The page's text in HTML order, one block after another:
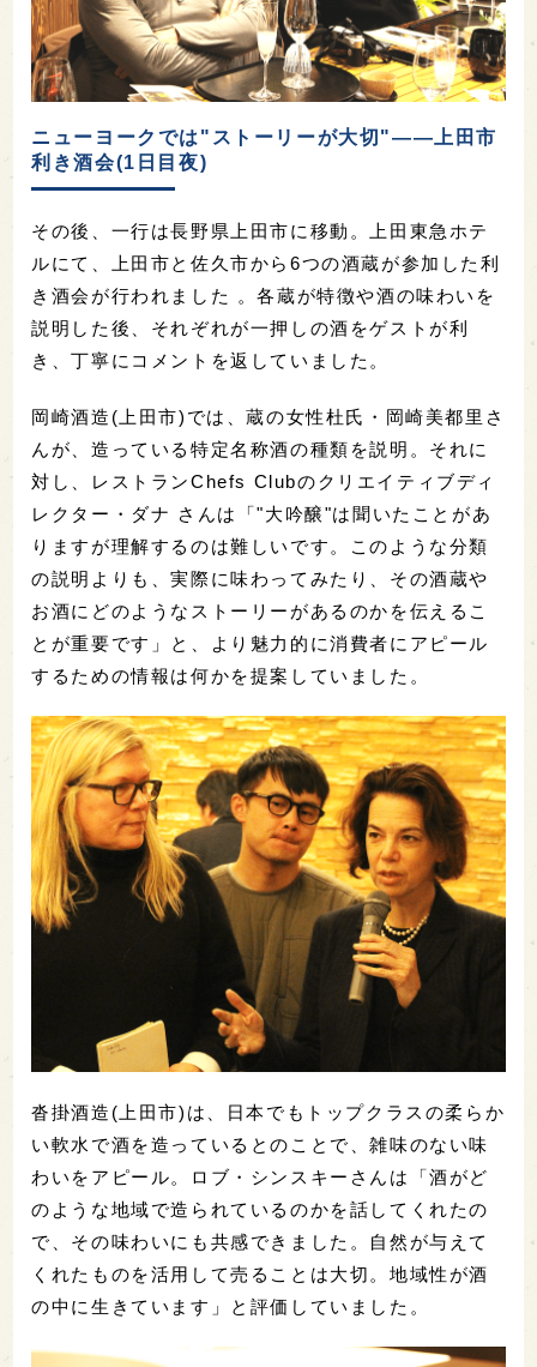
ニューヨークでは"ストーリーが大切"――上田市
利き酒会(1日目夜)
その後、一行は長野県上田市に移動。上田東急ホテ
ルにて、上田市と佐久市から6つの酒蔵が参加した利
き酒会が行われました 。各蔵が特徴や酒の味わいを
説明した後、それぞれが一押しの酒をゲストが利
き、丁寧にコメントを返していました。
岡崎酒造(上田市)では、蔵の女性杜氏・岡崎美都里さ
んが、造っている特定名称酒の種類を説明。それに
対し、レストランChefs Clubのクリエイティブディ
レクター・ダナ さんは「"大吟醸"は聞いたことがあ
りますが理解するのは難しいです。このような分類
の説明よりも、実際に味わってみたり、その酒蔵や
お酒にどのようなストーリーがあるのかを伝えるこ
とが重要です」と、より魅力的に消費者にアピール
するための情報は何かを提案していました。
沓掛酒造(上田市)は、日本でもトップクラスの柔らか
い軟水で酒を造っているとのことで、雑味のない味
わいをアピール。ロブ・シンスキーさんは「酒がど
のような地域で造られているのかを話してくれたの
で、その味わいにも共感できました。自然が与えて
くれたものを活用して売ることは大切。地域性が酒
の中に生きています」と評価していました。